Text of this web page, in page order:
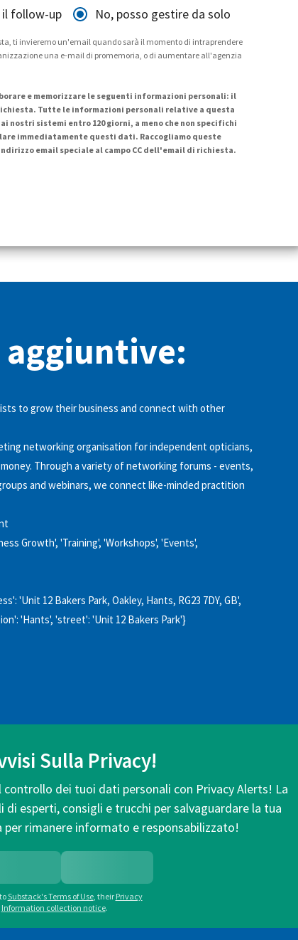
il follow-up
No, posso gestire da solo
ti invieremo un'email quando sarà il momento di intraprendere
una e-mail di promemoria, o di aumentare all'agenzia
e memorizzare le seguenti informazioni personali: il
Tutte le informazioni personali relative a questa
sistemi entro 120 giorni, a meno che non specifichi
immediatamente questi dati. Raccogliamo queste
email speciale al campo CC dell'email di richiesta.
to grow their business and connect with other
networking organisation for independent opticians,
Through a variety of networking forums - events,
and webinars, we connect like-minded practition
Growth', 'Training', 'Workshops', 'Events',
'Unit 12 Bakers Park, Oakley, Hants, RG23 7DY, GB',
'Hants', 'street': 'Unit 12 Bakers Park'}
Sulla Privacy!
controllo dei tuoi dati personali con Privacy Alerts! La
esperti, consigli e trucchi per salvaguardare la tua
rimanere informato e responsabilizzato!
Substack's Terms of Use, their Privacy
Information collection notice.